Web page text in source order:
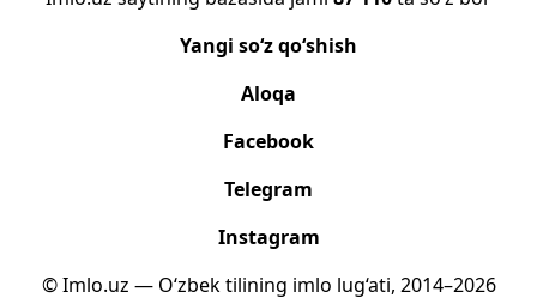
Yangi so‘z qo‘shish
Aloqa
Facebook
Telegram
Instagram
© Imlo.uz — O‘zbek tilining imlo lug‘ati, 2014–2026